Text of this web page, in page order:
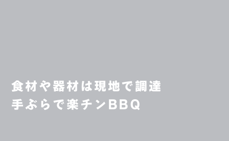
食材や器材は現地で調達
手ぶらで楽チンBBQ